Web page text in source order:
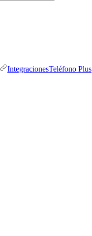
IntegracionesTeléfono Plus